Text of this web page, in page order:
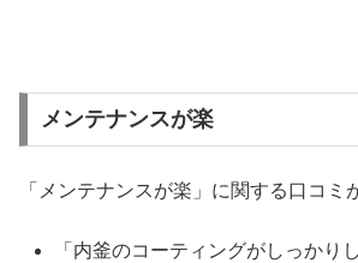
メンテナンスが楽
「メンテナンスが楽」に関する口コミ
「内釜のコーティングがしっかり